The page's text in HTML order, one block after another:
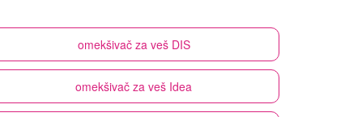
omekšivač za veš DIS
omekšivač za veš Idea